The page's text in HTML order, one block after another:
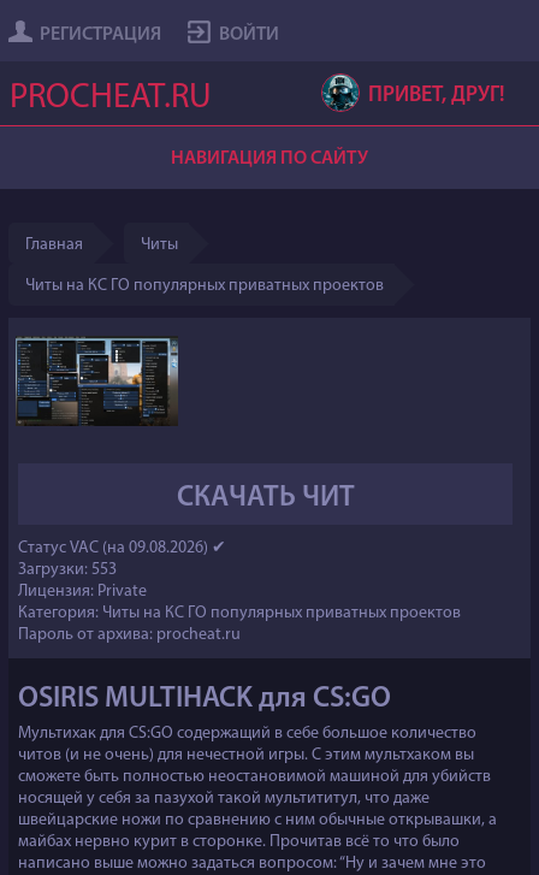
РЕГИСТРАЦИЯ ВОЙТИ
PROCHEAT.RU ПРИВЕТ, ДРУГ!
НАВИГАЦИЯ ПО САЙТУ
Главная Читы
Читы на КС ГО популярных приватных проектов
СКАЧАТЬ ЧИТ
Статус VAC (на 09.08.2026) ✔
Загрузки: 553
Лицензия: Private
Категория: Читы на КС ГО популярных приватных проектов
Пароль от архива: procheat.ru
OSIRIS MULTIHACK для CS:GO
Мультихак для CS:GO содержащий в себе большое количество
читов (и не очень) для нечестной игры. С этим мультхаком вы
сможете быть полностью неостановимой машиной для убийств
носящей у себя за пазухой такой мультититул, что даже
швейцарские ножи по сравнению с ним обычные открывашки, а
майбах нервно курит в сторонке. Прочитав всё то что было
написано выше можно задаться вопросом: “Ну и зачем мне это